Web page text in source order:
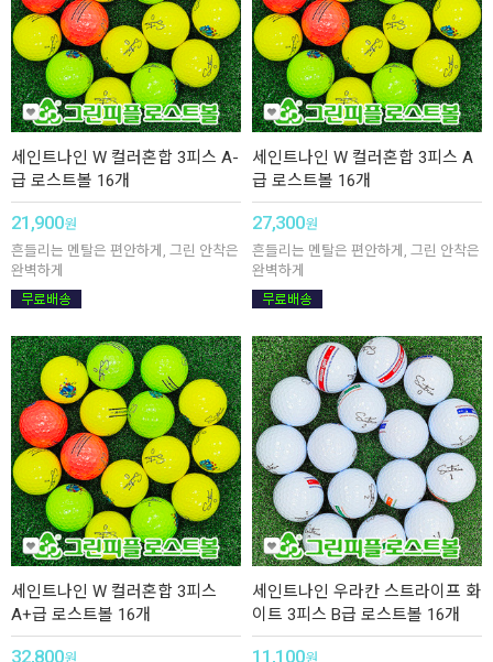
세인트나인 W 컬러혼합 3피스 A-
급 로스트볼 16개
21,900원
흔들리는 멘탈은 편안하게, 그린 안착은
완벽하게
세인트나인 W 컬러혼합 3피스 A
급 로스트볼 16개
27,300원
흔들리는 멘탈은 편안하게, 그린 안착은
완벽하게
세인트나인 W 컬러혼합 3피스
A+급 로스트볼 16개
32,800원
세인트나인 우라칸 스트라이프 화
이트 3피스 B급 로스트볼 16개
11,100원